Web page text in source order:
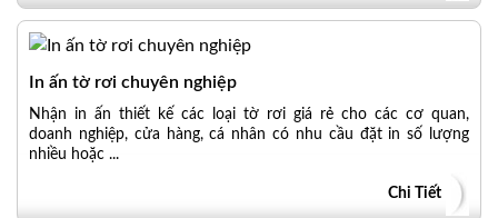
In ấn tờ rơi chuyên nghiệp
Nhận in ấn thiết kế các loại tờ rơi giá rẻ cho các cơ quan,
doanh nghiệp, cửa hàng, cá nhân có nhu cầu đặt in số lượng
nhiều hoặc ...
Chi Tiết